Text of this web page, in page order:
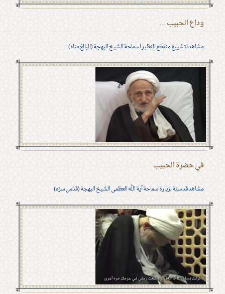
وداع الحبيب ...
مشاهد لتشييع منقطع النظير لسماحة الشيخ البهجة (البالغ مناه)
في حضرة الحبيب
مشاهد قدسيّة لزيارة سماحة آية الله العظمى الشيخ البهجة (قدّس سرّه)